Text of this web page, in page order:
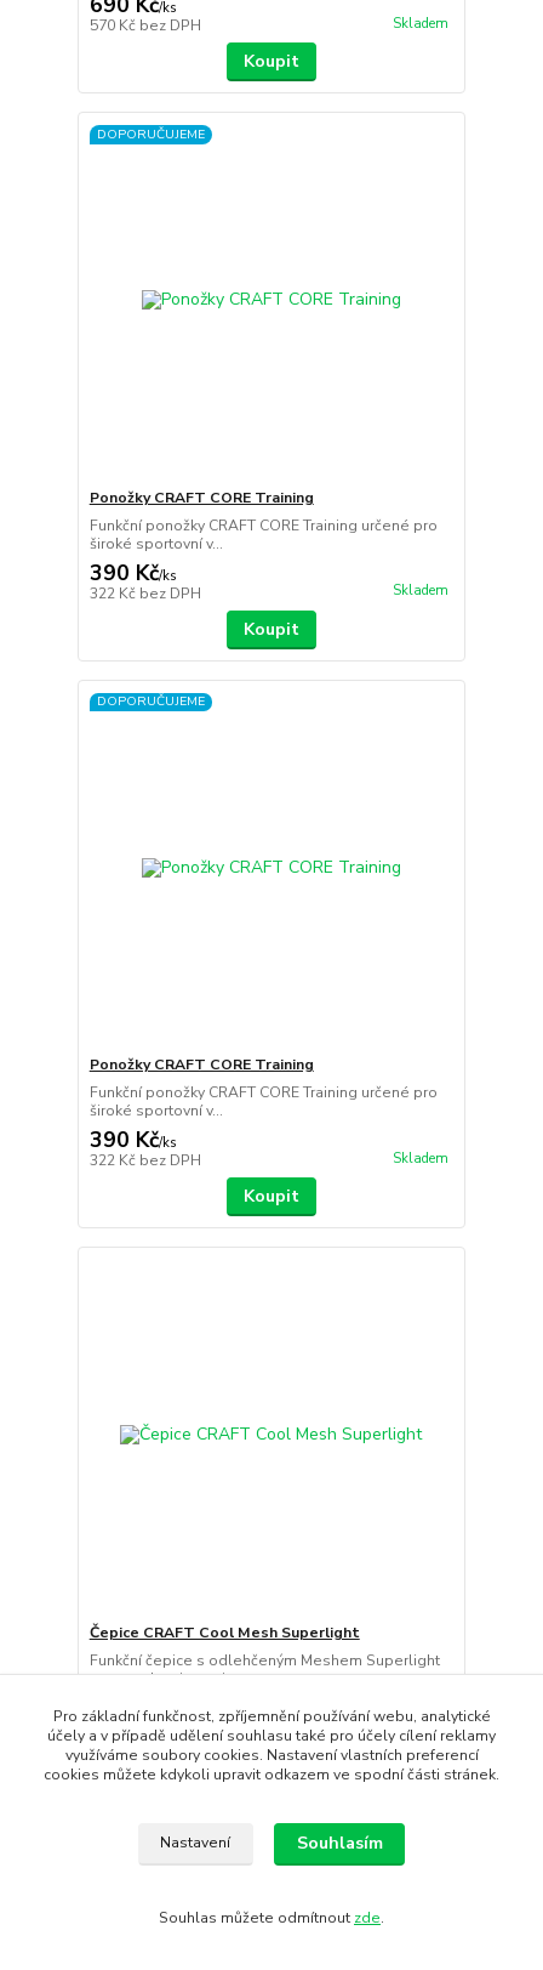
/ks
570 Kč bez DPH Skladem
Koupit
DOPORUČUJEME
Ponožky CRAFT CORE Training
Funkční ponožky CRAFT CORE Training určené pro
široké sportovní v...
390 Kč/ks
322 Kč bez DPH Skladem
Koupit
DOPORUČUJEME
Ponožky CRAFT CORE Training
Funkční ponožky CRAFT CORE Training určené pro
široké sportovní v...
390 Kč/ks
322 Kč bez DPH Skladem
Koupit
Čepice CRAFT Cool Mesh Superlight
Funkční čepice s odlehčeným Meshem Superlight
pro vysokou intenzi...
650 Kč/ks
537 Kč bez DPH Skladem
Koupit
Pro základní funkčnost, zpříjemnění používání webu, analytické
účely a v případě udělení souhlasu také pro účely cílení reklamy
využíváme soubory cookies. Nastavení vlastních preferencí
cookies můžete kdykoli upravit odkazem ve spodní části stránek.
Nastavení Souhlasím
Souhlas můžete odmítnout zde.